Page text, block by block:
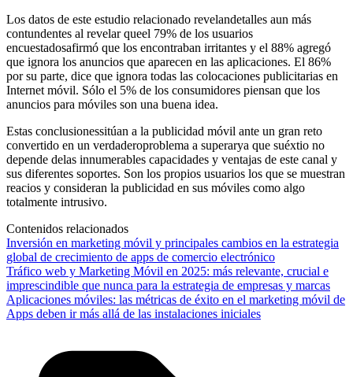
Los datos de este estudio relacionado revelandetalles aun más
contundentes al revelar queel 79% de los usuarios
encuestadosafirmó que los encontraban irritantes y el 88% agregó
que ignora los anuncios que aparecen en las aplicaciones. El 86%
por su parte, dice que ignora todas las colocaciones publicitarias en
Internet móvil. Sólo el 5% de los consumidores piensan que los
anuncios para móviles son una buena idea.
Estas conclusionessitúan a la publicidad móvil ante un gran reto
convertido en un verdaderoproblema a superarya que suéxtio no
depende delas innumerables capacidades y ventajas de este canal y
sus diferentes soportes. Son los propios usuarios los que se muestran
reacios y consideran la publicidad en sus móviles como algo
totalmente intrusivo.
Contenidos relacionados
Inversión en marketing móvil y principales cambios en la estrategia
global de crecimiento de apps de comercio electrónico
Tráfico web y Marketing Móvil en 2025: más relevante, crucial e
imprescindible que nunca para la estrategia de empresas y marcas
Aplicaciones móviles: las métricas de éxito en el marketing móvil de
Apps deben ir más allá de las instalaciones iniciales